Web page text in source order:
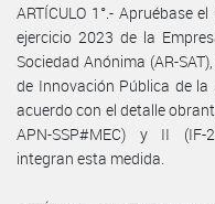
ARTÍCULO 1°.- Apruébase
ejercicio 2023 de la
Sociedad Anónima (AR-
de Innovación Pública de
acuerdo con el detalle
APN-SSP#MEC) y II (IF-
integran esta medida.